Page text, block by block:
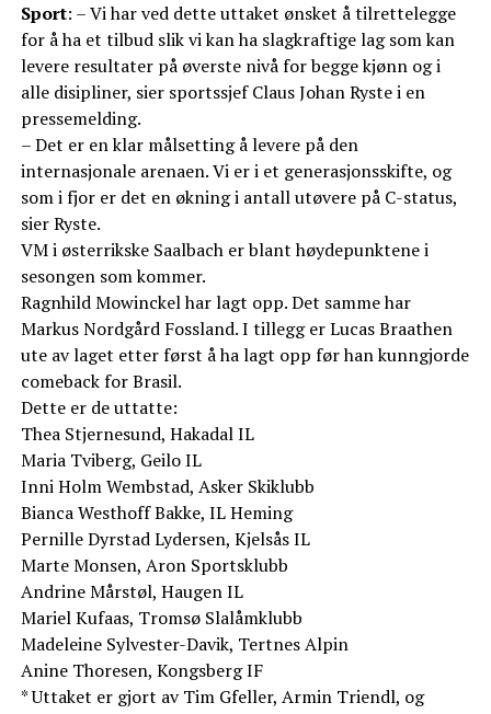
Sport: – Vi har ved dette uttaket ønsket å tilrettelegge
for å ha et tilbud slik vi kan ha slagkraftige lag som kan
levere resultater på øverste nivå for begge kjønn og i
alle disipliner, sier sportssjef Claus Johan Ryste i en
pressemelding.
– Det er en klar målsetting å levere på den
internasjonale arenaen. Vi er i et generasjonsskifte, og
som i fjor er det en økning i antall utøvere på C-status,
sier Ryste.
VM i østerrikske Saalbach er blant høydepunktene i
sesongen som kommer.
Ragnhild Mowinckel har lagt opp. Det samme har
Markus Nordgård Fossland. I tillegg er Lucas Braathen
ute av laget etter først å ha lagt opp før han kunngjorde
comeback for Brasil.
Dette er de uttatte:
Thea Stjernesund, Hakadal IL
Maria Tviberg, Geilo IL
Inni Holm Wembstad, Asker Skiklubb
Bianca Westhoff Bakke, IL Heming
Pernille Dyrstad Lydersen, Kjelsås IL
Marte Monsen, Aron Sportsklubb
Andrine Mårstøl, Haugen IL
Mariel Kufaas, Tromsø Slalåmklubb
Madeleine Sylvester-Davik, Tertnes Alpin
Anine Thoresen, Kongsberg IF
* Uttaket er gjort av Tim Gfeller, Armin Triendl, og